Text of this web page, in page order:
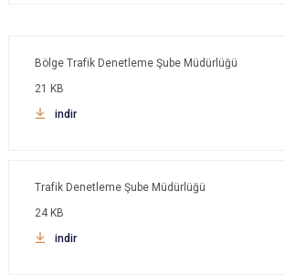
Bölge Trafik Denetleme Şube Müdürlüğü
21 KB
indir
Trafik Denetleme Şube Müdürlüğü
24 KB
indir